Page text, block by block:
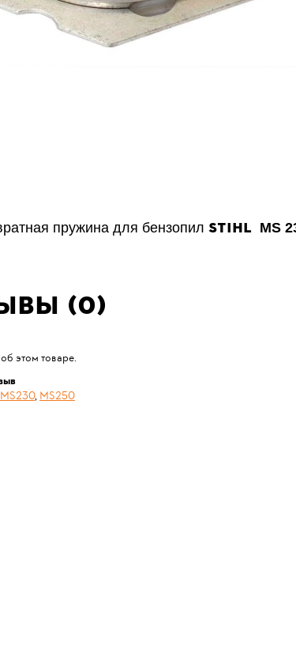
пружина для бензопил STIHL MS
(0)
этом товаре.
MS230,MS250